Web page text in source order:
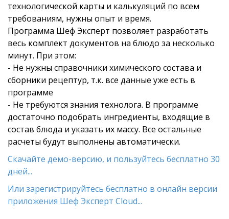
технологической карты и калькуляций по всем
требованиям, нужны опыт и время.
Программа Шеф Эксперт позволяет разработать
весь комплект документов на блюдо за несколько
минут. При этом:
- Не нужны справочники химического состава и
сборники рецептур, т.к. все данные уже есть в
программе
- Не требуются знания технолога. В программе
достаточно подобрать ингредиенты, входящие в
состав блюда и указать их массу. Все остальные
расчеты будут выполнены автоматически.
Скачайте демо-версию, и пользуйтесь бесплатно 30
дней...
Или зарегистрируйтесь бесплатно в онлайн версии
приложения Шеф Эксперт Cloud...